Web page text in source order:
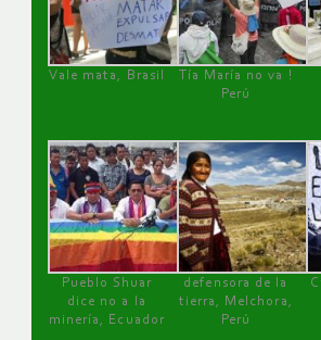
Vale mata, Brasil
Tía María no va !
Perú
Pueblo Shuar
dice no a la
minería, Ecuador
defensora de la
tierra, Melchora,
Perú